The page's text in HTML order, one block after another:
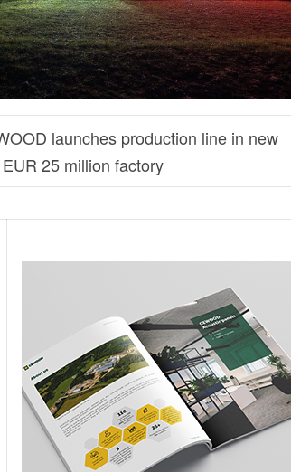
launches production line in new
EUR 25 million factory